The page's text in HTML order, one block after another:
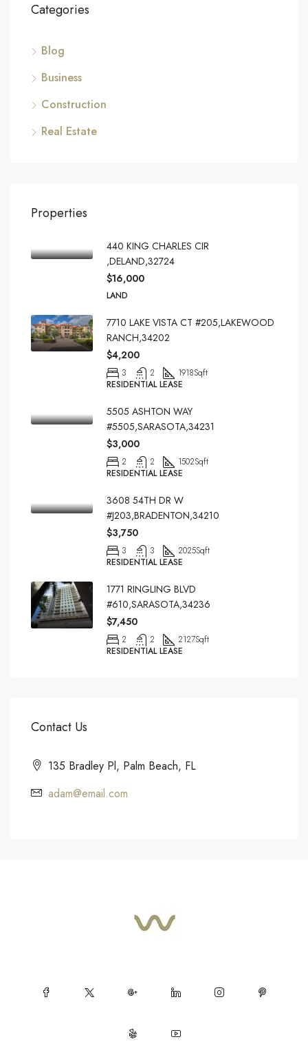
Categories
Blog
Business
Construction
Real Estate
Properties
440 KING CHARLES CIR
,DELAND,32724
$16,000
LAND
7710 LAKE VISTA CT #205,LAKEWOOD
RANCH,34202
$4,200
3 2 1918Sqft
RESIDENTIAL LEASE
5505 ASHTON WAY
#5505,SARASOTA,34231
$3,000
2 2 1502Sqft
RESIDENTIAL LEASE
3608 54TH DR W
#J203,BRADENTON,34210
$3,750
3 3 2025Sqft
RESIDENTIAL LEASE
1771 RINGLING BLVD
#610,SARASOTA,34236
$7,450
2 2 2127Sqft
RESIDENTIAL LEASE
Contact Us
135 Bradley Pl, Palm Beach, FL
adam@email.com